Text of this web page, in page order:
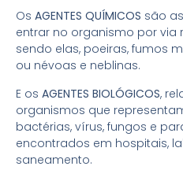
Os AGENTES QUÍMICOS são
entrar no organismo por via
sendo elas, poeiras, fumos
ou névoas e neblinas.
E os AGENTES BIOLÓGICOS,
organismos que
bactérias, vírus, fungos e
encontrados em hospitais,
saneamento.